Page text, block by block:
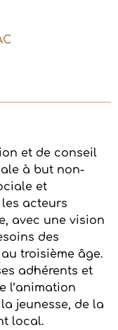
et de conseil
à but non-
et
acteurs
avec une vision
des
troisième âge.
adhérents et
l’animation
jeunesse, de la
local.